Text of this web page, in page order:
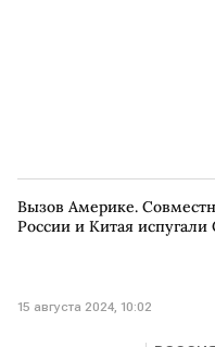
Вызов Америке.
России и Китая
15 августа 2024, 10:02